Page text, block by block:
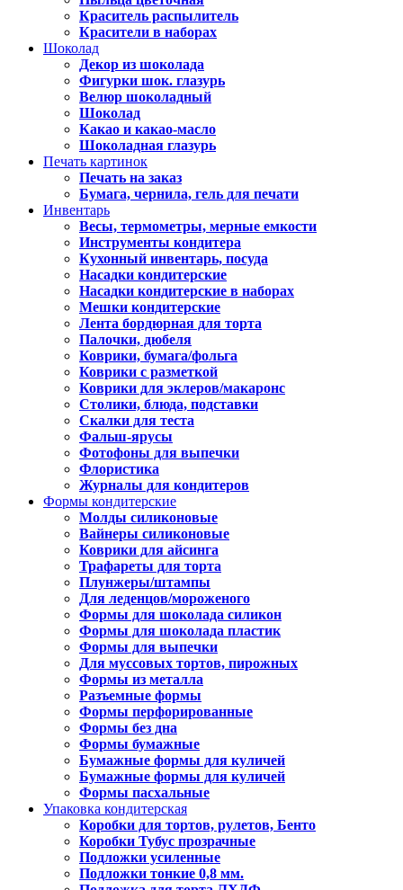
Краситель распылитель
Красители в наборах
Шоколад
Декор из шоколада
Фигурки шок. глазурь
Велюр шоколадный
Шоколад
Какао и какао-масло
Шоколадная глазурь
Печать картинок
Печать на заказ
Бумага, чернила, гель для печати
Инвентарь
Весы, термометры, мерные емкости
Инструменты кондитера
Кухонный инвентарь, посуда
Насадки кондитерские
Насадки кондитерские в наборах
Мешки кондитерские
Лента бордюрная для торта
Палочки, дюбеля
Коврики, бумага/фольга
Коврики с разметкой
Коврики для эклеров/макаронс
Столики, блюда, подставки
Скалки для теста
Фальш-ярусы
Фотофоны для выпечки
Флористика
Журналы для кондитеров
Формы кондитерские
Молды силиконовые
Вайнеры силиконовые
Коврики для айсинга
Трафареты для торта
Плунжеры/штампы
Для леденцов/мороженого
Формы для шоколада силикон
Формы для шоколада пластик
Формы для выпечки
Для муссовых тортов, пирожных
Формы из металла
Разъемные формы
Формы перфорированные
Формы без дна
Формы бумажные
Бумажные формы для куличей
Бумажные формы для куличей
Формы пасхальные
Упаковка кондитерская
Коробки для тортов, рулетов, Бенто
Коробки Тубус прозрачные
Подложки усиленные
Подложки тонкие 0,8 мм.